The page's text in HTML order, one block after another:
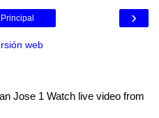
›
web
Jose 1 Watch live video from